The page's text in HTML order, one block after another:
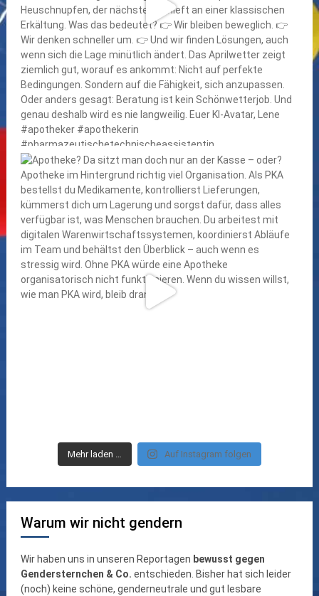
Mehr laden … Auf Instagram folgen
Warum wir nicht gendern
Wir haben uns in unseren Reportagen bewusst gegen
Gendersternchen & Co. entschieden. Bisher hat sich leider
(noch) keine schöne, genderneutrale und gut lesbare